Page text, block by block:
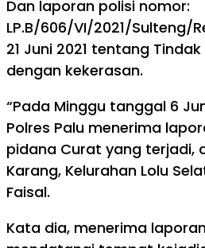
Dan laporan polisi nomor:
LP.B/606/VI/2021/Sulteng/
21 Juni 2021 tentang
dengan kekerasan.
“Pada Minggu tanggal 6
Polres Palu menerima
pidana Curat yang terjadi,
Karang, Kelurahan Lolu
Faisal.
Kata dia, menerima